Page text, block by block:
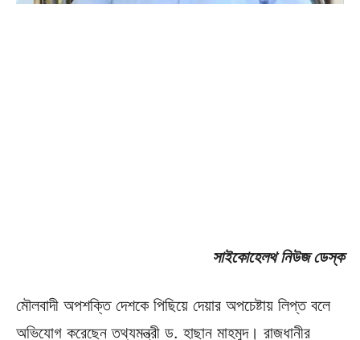
সাইকোহেলথ নিউজ ডেস্ক
মৌলবাদী অপশক্তি দেশকে পিছিয়ে দেয়ার অপচেষ্টায় লিপ্ত বলে
অভিযোগ করেছেন তথ্যমন্ত্রী ড. হাছান মাহমুদ। রাজধানীর